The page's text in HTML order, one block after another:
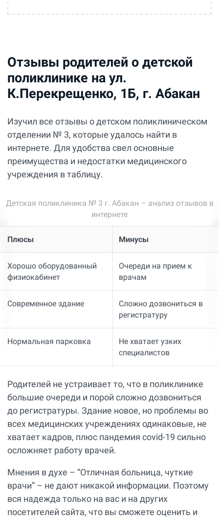
Отзывы родителей о детской
поликлинике на ул.
К.Перекрещенко, 1Б, г. Абакан
Изучил все отзывы о детском поликлиническом
отделении № 3, которые удалось найти в
интернете. Для удобства свел основные
преимущества и недостатки медицинского
учреждения в таблицу.
Детская поликлиника № 3 г. Абакан – анализ отзывов в
интернете
Плюсы Минусы
Хорошо оборудованный
физиокабинет
Очереди на прием к
врачам
Современное здание
Сложно дозвониться в
регистратуру
Нормальная парковка
Не хватает узких
специалистов
Родителей не устраивает то, что в поликлинике
большие очереди и порой сложно дозвониться
до регистратуры. Здание новое, но проблемы во
всех медицинских учреждениях одинаковые, не
хватает кадров, плюс пандемия covid-19 сильно
осложняет работу врачей.
Мнения в духе – “Отличная больница, чуткие
врачи” – не дают никакой информации. Поэтому
вся надежда только на вас и на других
посетителей сайта, что вы сможете оценить и